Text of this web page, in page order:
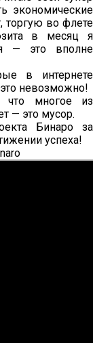
экономические
торгую во флете
в месяц я
— это вполне
в интернете
невозможно!
что многое из
— это мусор.
Бинаро за
успеха!